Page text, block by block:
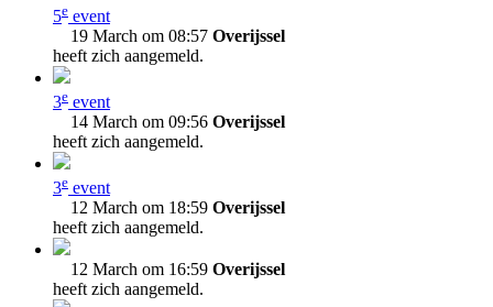
5e event
19 March om 08:57 Overijssel
heeft zich aangemeld.
3e event
14 March om 09:56 Overijssel
heeft zich aangemeld.
3e event
12 March om 18:59 Overijssel
heeft zich aangemeld.
12 March om 16:59 Overijssel
heeft zich aangemeld.